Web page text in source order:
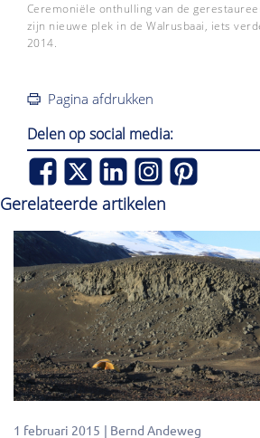
Ceremoniële onthulling van de
zijn nieuwe plek in de Walrusbaai, iets
2014.
Pagina afdrukken
Delen op social media:
Gerelateerde artikelen
1 februari 2015 Bernd Andeweg